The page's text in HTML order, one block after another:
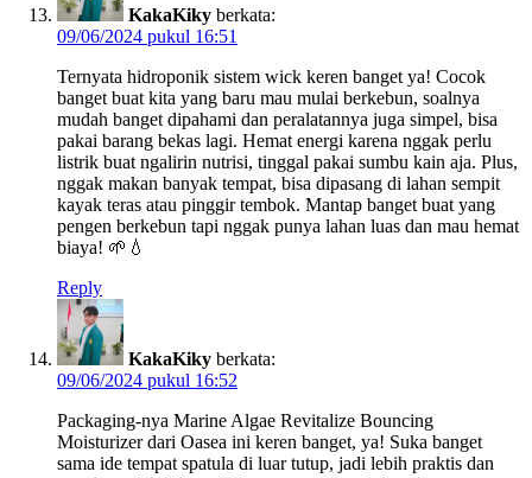
KakaKiky berkata:
09/06/2024 pukul 16:51
Ternyata hidroponik sistem wick keren banget ya! Cocok
banget buat kita yang baru mau mulai berkebun, soalnya
mudah banget dipahami dan peralatannya juga simpel, bisa
pakai barang bekas lagi. Hemat energi karena nggak perlu
listrik buat ngalirin nutrisi, tinggal pakai sumbu kain aja. Plus,
nggak makan banyak tempat, bisa dipasang di lahan sempit
kayak teras atau pinggir tembok. Mantap banget buat yang
pengen berkebun tapi nggak punya lahan luas dan mau hemat
biaya! 🌱💧
Reply
KakaKiky berkata:
09/06/2024 pukul 16:52
Packaging-nya Marine Algae Revitalize Bouncing
Moisturizer dari Oasea ini keren banget, ya! Suka banget
sama ide tempat spatula di luar tutup, jadi lebih praktis dan